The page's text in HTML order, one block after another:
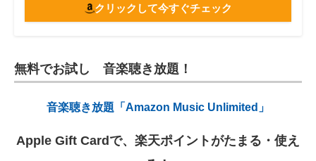
クリックして今すぐチェック
無料でお試し 音楽聴き放題！
音楽聴き放題「Amazon Music Unlimited」
Apple Gift Cardで、楽天ポイントがたまる・使え